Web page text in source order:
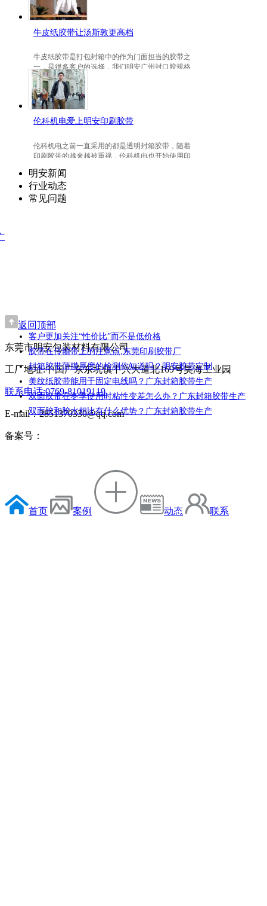
牛皮纸胶带让汤斯敦更高档
牛皮纸胶带是打包封箱中的作为门面担当的胶带之
一，是很多客户的选择，我们明安广州封口胶规格
包装的牛皮纸胶带就是汤斯敦的选择。
伦科机电爱上明安印刷胶带
伦科机电之前一直采用的都是透明封箱胶带，随着
印刷胶带的越来越被重视，伦科机电也开始使用印
明安新闻
行业动态
常见问题
客户更加关注“性价比”而不是低价格
胶带在传输带上的注意点,东莞印刷胶带厂
封箱胶带薄膜厚度的检测你知道吗？明安胶带定制
美纹纸胶带能用于固定电线吗？广东封箱胶带生产
双面胶带在冬季使用时粘性变差怎么办？广东封箱胶带生产
双面胶和胶水相比有什么优势？广东封箱胶带生产
返回顶部
东莞市明安包装材料有限公司
工厂地址:中国广东东坑镇中兴大道北169号昊海工业园
联系电话:0769-81019119
E-mail：2851370330@qq.com
备案号：
首页 案例 动态 联系